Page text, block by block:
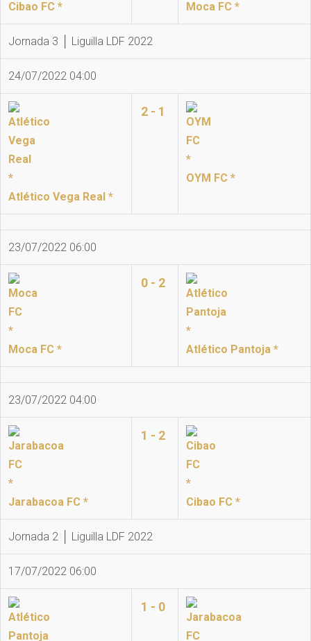
Cibao FC * Moca FC *
Jornada 3 │ Liguilla LDF 2022
24/07/2022 04:00
Atlético Vega Real *
2 - 1
OYM FC *
23/07/2022 06:00
Moca FC *
0 - 2
Atlético Pantoja *
23/07/2022 04:00
Jarabacoa FC *
1 - 2
Cibao FC *
Jornada 2 │ Liguilla LDF 2022
17/07/2022 06:00
1 - 0